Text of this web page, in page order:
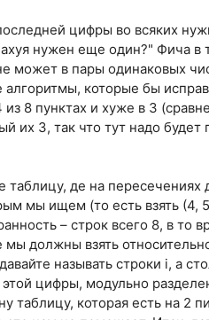
цифры во всяких
нужен еще один?" Фича
может в пары одинаковых
которые бы
8 пунктах и хуже в 3
их 3, так что тут надо
таблицу, де на
мы ищем (то есть взять (4,
– строк всего 8, в то
должны взять
называть строки i, а
цифры, модульно
которая есть на 2